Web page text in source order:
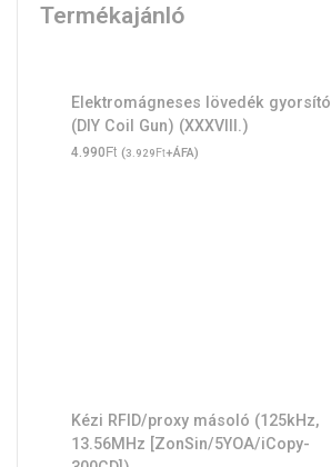
Termékajánló
Elektromágneses lövedék gyorsító
(DIY Coil Gun) (XXXVIII.)
4.990Ft (3.929Ft+ÁFA)
Kézi RFID/proxy másoló (125kHz,
13.56MHz [ZonSin/5YOA/iCopy-